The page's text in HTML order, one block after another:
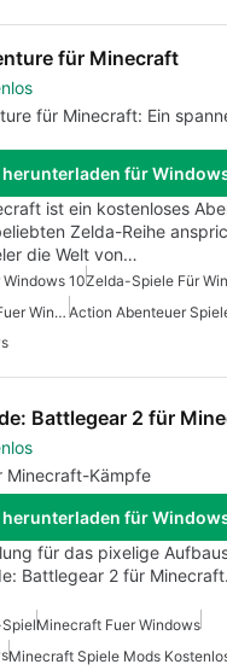
für Minecraft
für Minecraft: Ein
herunterladen für
ist ein kostenloses
Zelda-Reihe
die Welt von…
10Zelda-Spiele Für
Kostenlose Abenteuerspiele Fuer Windows
Battlegear 2 für
Minecraft-Kämpfe
herunterladen für
für das pixelige
Battlegear 2 für
Minecraft Fuer Windows
Minecraft Spiele Mods